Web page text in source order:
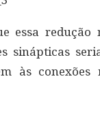
essa redução
sinápticas
às